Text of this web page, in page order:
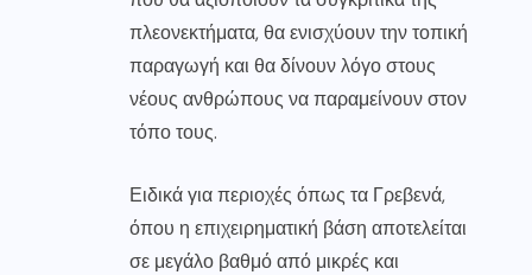
πλεονεκτήματα, θα ενισχύουν την τοπική
παραγωγή και θα δίνουν λόγο στους
νέους ανθρώπους να παραμείνουν στον
τόπο τους.
Ειδικά για περιοχές όπως τα Γρεβενά,
όπου η επιχειρηματική βάση αποτελείται
σε μεγάλο βαθμό από μικρές και